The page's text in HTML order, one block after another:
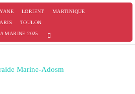
LORIENT
MARTINIQUE
TOULON
MARINE 2025